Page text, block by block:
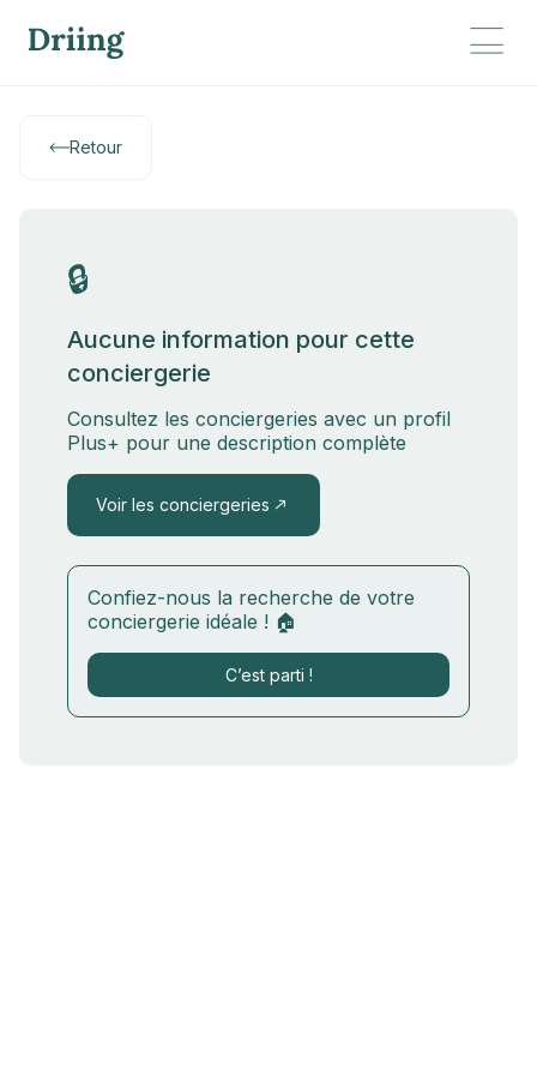
Retour
🔒
Aucune information pour cette
conciergerie
Consultez les conciergeries avec un profil
Plus+ pour une description complète
Voir les conciergeries
Confiez-nous la recherche de votre
conciergerie idéale ! 🏠
C’est parti !